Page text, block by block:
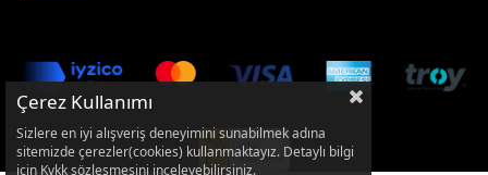
Çerez Kullanımı
Sizlere en iyi alışveriş deneyimini sunabilmek adına
sitemizde çerezler(cookies) kullanmaktayız. Detaylı bilgi
için Kvkk sözleşmesini inceleyebilirsiniz.